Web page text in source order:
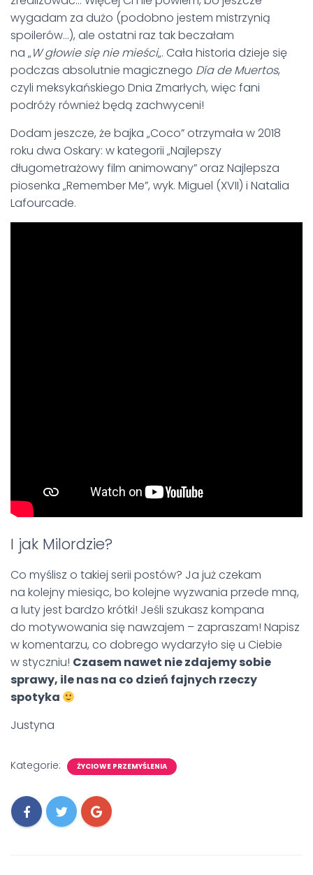
wygadam za dużo (podobno jestem mistrzynią
spoilerów…), ale ostatni raz tak beczałam
na „W głowie się nie mieści„. Cała historia dzieje się
podczas absolutnie magicznego Día de Muertos,
czyli meksykańskiego Dnia Zmarłych, więc fani
podróży również będą zachwyceni!
Dodam jeszcze, że bajka „Coco” otrzymała w 2018
roku dwa Oskary: w kategorii „Najlepszy
długometrażowy film animowany” oraz Najlepsza
piosenka „Remember Me”, wyk. Miguel (XVII) i Natalia
Lafourcade.
I jak Milordzie?
Co myślisz o takiej serii postów? Ja już czekam
na kolejny miesiąc, bo kolejne wyzwania przede mną,
a luty jest bardzo krótki! Jeśli szukasz kompana
do motywowania się nawzajem – zapraszam! Napisz
w komentarzu, co dobrego wydarzyło się u Ciebie
w styczniu! Czasem nawet nie zdajemy sobie
sprawy, ile nas na co dzień fajnych rzeczy
spotyka
Justyna
Kategorie: ŻYCIOWE PRZEMYŚLENIA